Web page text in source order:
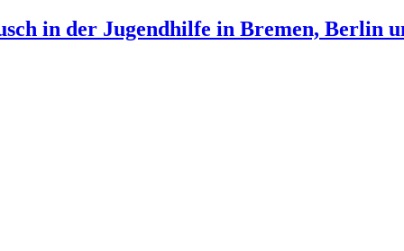
in der Jugendhilfe in Bremen, Berlin